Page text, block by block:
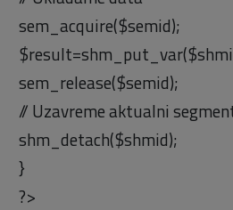
sem_acquire($semid);
sem_release($semid);
// Uzavreme aktualni
shm_detach($shmid);
}
?>